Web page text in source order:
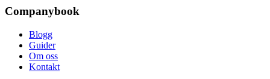
Companybook
Blogg
Guider
Om oss
Kontakt